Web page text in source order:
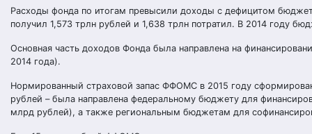
Расходы фонда по итогам превысили доходы с дефицитом
получил 1,573 трлн рублей и 1,638 трлн потратил. В 2014 году
Основная часть доходов Фонда была направлена на
2014 года).
Нормированный страховой запас ФФОМС в 2015 году
рублей – была направлена федеральному бюджету для
млрд рублей), а также региональным бюджетам для